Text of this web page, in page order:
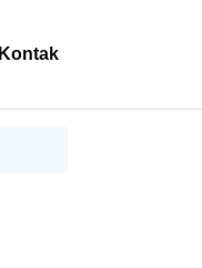
Kontak